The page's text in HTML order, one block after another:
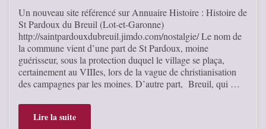
Un nouveau site référencé sur Annuaire Histoire : Histoire de
St Pardoux du Breuil (Lot-et-Garonne)
http://saintpardouxdubreuil.jimdo.com/nostalgie/ Le nom de
la commune vient d’une part de St Pardoux, moine
guérisseur, sous la protection duquel le village se plaça,
certainement au VIIIes, lors de la vague de christianisation
des campagnes par les moines. D’autre part, Breuil, qui …
Lire la suite